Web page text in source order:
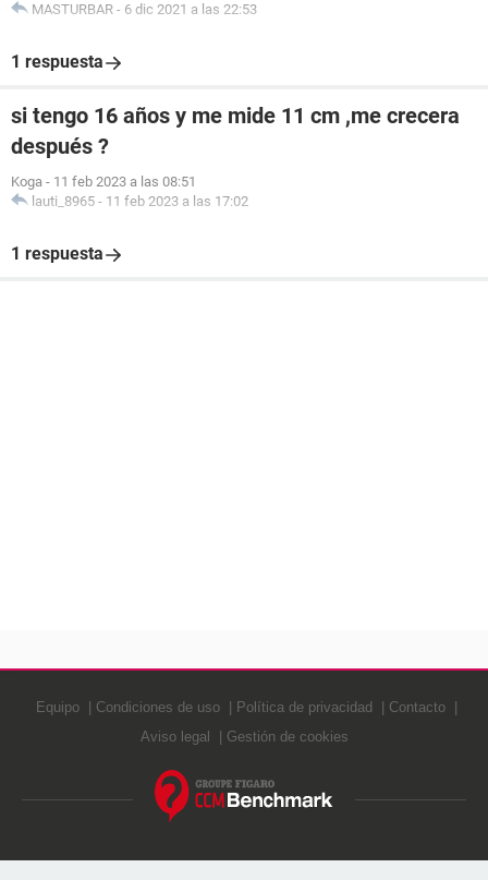
MASTURBAR - 6 dic 2021 a las 22:53
1 respuesta
si tengo 16 años y me mide 11 cm ,me crecera
después ?
Koga - 11 feb 2023 a las 08:51
lauti_8965 - 11 feb 2023 a las 17:02
1 respuesta
Equipo Condiciones de uso Política de privacidad
Contacto
Aviso legal
Gestión de cookies